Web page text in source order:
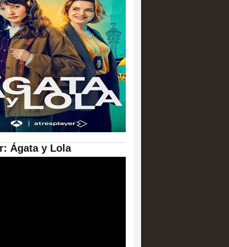
Ágata y Lola